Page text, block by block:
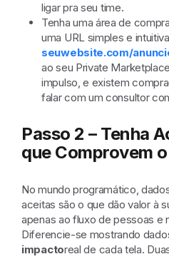
ligar pra seu time.
Tenha uma área de
uma URL simples e
seuwebsite.com/
ao seu Private
impulso, e existem
falar com um consultor
Passo 2 – Tenha
que Comprovem
No mundo programático,
aceitas são o que dão valor à
apenas ao fluxo de pessoas e
Diferencie-se mostrando
impactoreal de cada tela.